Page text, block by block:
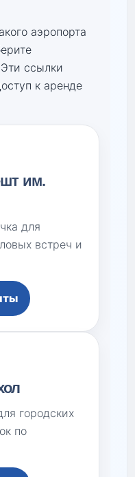
аэропорта
ссылки
к аренде
им.
для
встреч и
городских
по